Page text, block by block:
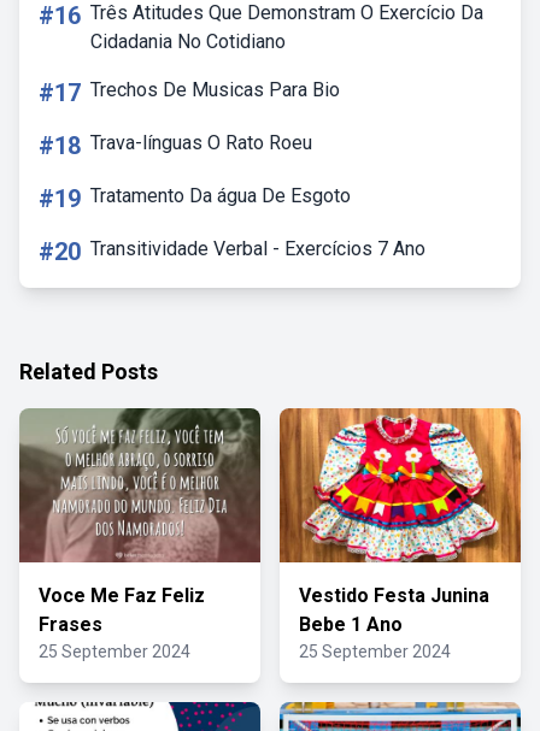
#16 Três Atitudes Que Demonstram O Exercício Da
Cidadania No Cotidiano
#17 Trechos De Musicas Para Bio
#18 Trava-línguas O Rato Roeu
#19 Tratamento Da água De Esgoto
#20 Transitividade Verbal - Exercícios 7 Ano
Related Posts
Voce Me Faz Feliz
Frases
25 September 2024
Vestido Festa Junina
Bebe 1 Ano
25 September 2024